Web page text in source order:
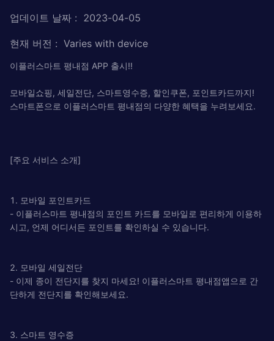
업데이트 날짜 : 2023-04-05
현재 버전 : Varies with device
이플러스마트 평내점 APP 출시!!
모바일쇼핑, 세일전단, 스마트영수증, 할인쿠폰, 포인트카드까지!
스마트폰으로 이플러스마트 평내점의 다양한 혜택을 누려보세요.
[주요 서비스 소개]
1. 모바일 포인트카드
- 이플러스마트 평내점의 포인트 카드를 모바일로 편리하게 이용하
시고, 언제 어디서든 포인트를 확인하실 수 있습니다.
2. 모바일 세일전단
- 이제 종이 전단지를 찾지 마세요! 이플러스마트 평내점앱으로 간
단하게 전단지를 확인해보세요.
3. 스마트 영수증